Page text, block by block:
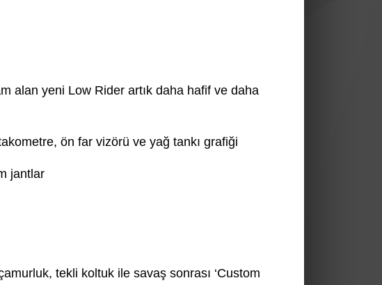
alan yeni Low Rider artık daha hafif ve daha
ön far vizörü ve yağ tankı grafiği
jantlar
tekli koltuk ile savaş sonrası ‘Custom